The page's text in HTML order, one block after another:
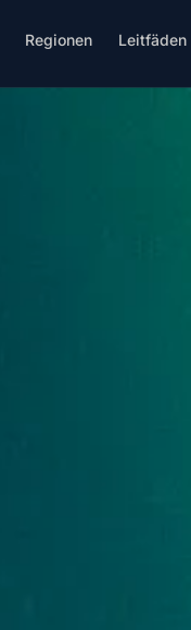
Regionen Leitfäden